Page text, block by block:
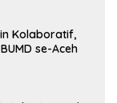
Kolaboratif,
se-Aceh